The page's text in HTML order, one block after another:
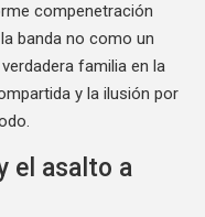
compenetración
banda no como un
familia en la
y la ilusión por
el asalto a